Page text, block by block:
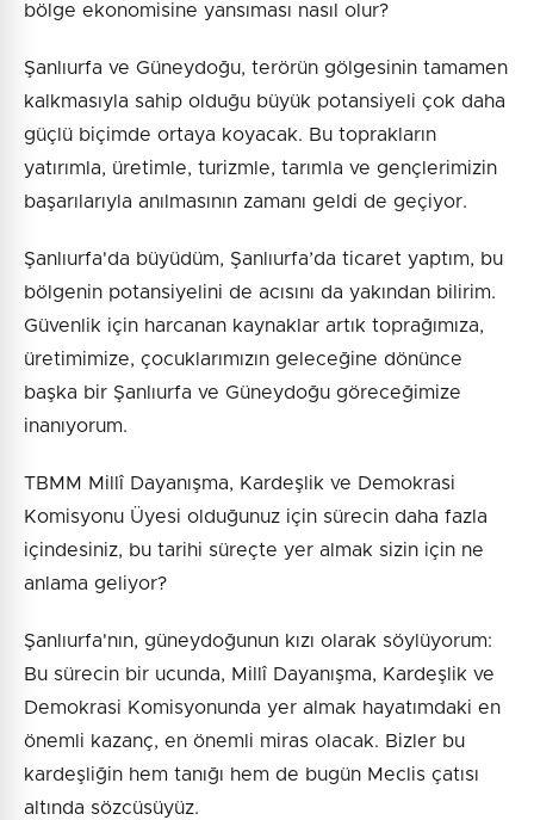
bölge ekonomisine yansıması nasıl olur?
Şanlıurfa ve Güneydoğu, terörün gölgesinin tamamen
kalkmasıyla sahip olduğu büyük potansiyeli çok daha
güçlü biçimde ortaya koyacak. Bu toprakların
yatırımla, üretimle, turizmle, tarımla ve gençlerimizin
başarılarıyla anılmasının zamanı geldi de geçiyor.
Şanlıurfa'da büyüdüm, Şanlıurfa’da ticaret yaptım, bu
bölgenin potansiyelini de acısını da yakından bilirim.
Güvenlik için harcanan kaynaklar artık toprağımıza,
üretimimize, çocuklarımızın geleceğine dönünce
başka bir Şanlıurfa ve Güneydoğu göreceğimize
inanıyorum.
TBMM Millî Dayanışma, Kardeşlik ve Demokrasi
Komisyonu Üyesi olduğunuz için sürecin daha fazla
içindesiniz, bu tarihi süreçte yer almak sizin için ne
anlama geliyor?
Şanlıurfa'nın, güneydoğunun kızı olarak söylüyorum:
Bu sürecin bir ucunda, Millî Dayanışma, Kardeşlik ve
Demokrasi Komisyonunda yer almak hayatımdaki en
önemli kazanç, en önemli miras olacak. Bizler bu
kardeşliğin hem tanığı hem de bugün Meclis çatısı
altında sözcüsüyüz.